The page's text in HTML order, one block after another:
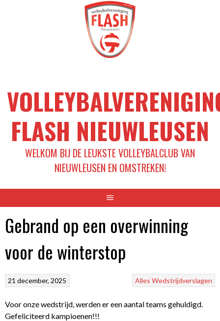
FLASH NIEUWLEUSEN
WELKOM BIJ DE LEUKSTE VOLLEYBALCLUB VAN
NIEUWLEUSEN EN OMSTREKEN!
Gebrand op een overwinning
voor de winterstop
Alles Wedstrijdverslagen
21 december, 2025
Voor onze wedstrijd, werden er een aantal teams gehuldigd.
Gefeliciteerd kampioenen!!!